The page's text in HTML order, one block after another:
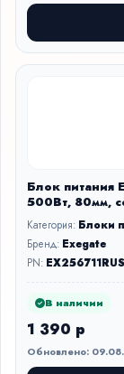
Блок питания
500Вт, 80мм,
Категория: Блоки
Бренд: Exegate
PN:
В наличии
1 390 р
Обновлено: